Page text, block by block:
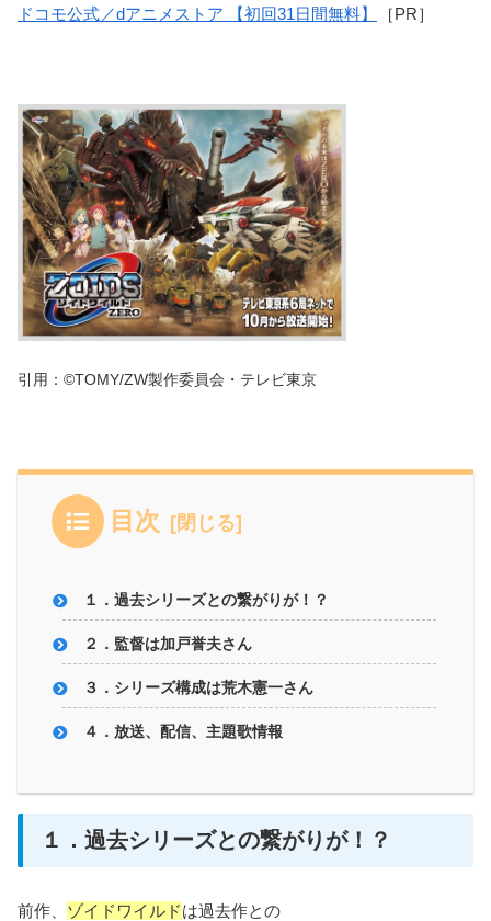
ドコモ公式／dアニメストア 【初回31日間無料】 ［PR］
引用：©TOMY/ZW製作委員会・テレビ東京
目次
１．過去シリーズとの繋がりが！？
２．監督は加戸誉夫さん
３．シリーズ構成は荒木憲一さん
４．放送、配信、主題歌情報
１．過去シリーズとの繋がりが！？
前作、 ゾイドワイルドは過去作との